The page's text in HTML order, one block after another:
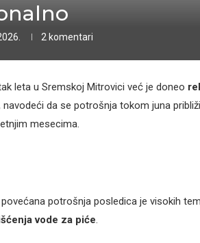
2 komentari
leta u Sremskoj Mitrovici već je doneo
navodeći da se potrošnja tokom juna
mesecima.
potrošnja posledica je visokih
vode za piće.